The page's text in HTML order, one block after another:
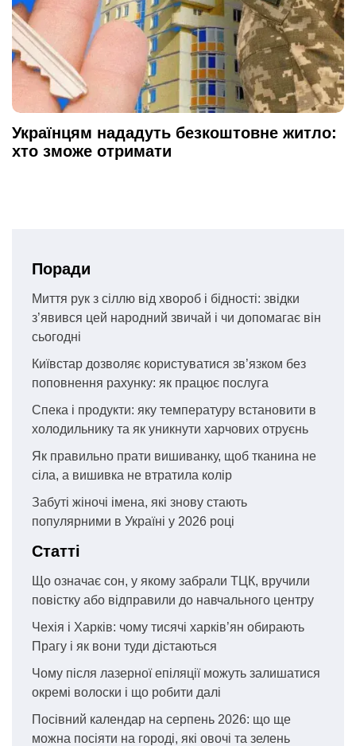
Українцям нададуть безкоштовне житло:
хто зможе отримати
Поради
Миття рук з сіллю від хвороб і бідності: звідки
з’явився цей народний звичай і чи допомагає він
сьогодні
Київстар дозволяє користуватися зв’язком без
поповнення рахунку: як працює послуга
Спека і продукти: яку температуру встановити в
холодильнику та як уникнути харчових отруєнь
Як правильно прати вишиванку, щоб тканина не
сіла, а вишивка не втратила колір
Забуті жіночі імена, які знову стають
популярними в Україні у 2026 році
Статті
Що означає сон, у якому забрали ТЦК, вручили
повістку або відправили до навчального центру
Чехія і Харків: чому тисячі харків’ян обирають
Прагу і як вони туди дістаються
Чому після лазерної епіляції можуть залишатися
окремі волоски і що робити далі
Посівний календар на серпень 2026: що ще
можна посіяти на городі, які овочі та зелень